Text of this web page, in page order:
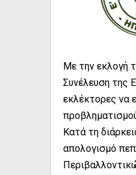
Με την εκλογή
Συνέλευση της
εκλέκτορες να
Κατά τη
απολογισμό